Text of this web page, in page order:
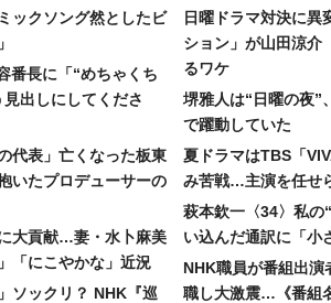
ックソング然としたビ
番長に「“めちゃくち
出しにしてくださ
代表」亡くなった板東
いたプロデューサーの
大貢献…妻・水卜麻美
「にこやかな」近況
ソックリ？ NHK『巡
日曜ドラマ対決に異
ション」が山田涼介
るワケ
堺雅人は“日曜の夜”
で躍動していた
夏ドラマはTBS「
み苦戦…主演を任せ
萩本欽一〈34〉私
い込んだ通訳に「小
NHK職員が番組出演
職し大激震…《番組